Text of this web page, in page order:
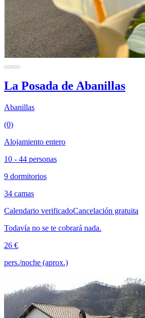
La Posada de Abanillas
Abanillas
(0)
Alojamiento entero
10 - 44 personas
9 dormitorios
34 camas
Calendario verificadoCancelación gratuita
Todavía no se te cobrará nada.
26 €
pers./noche (aprox.)